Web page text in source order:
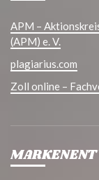
APM –
(APM) e. V.
plagiarius.com
Zoll online –